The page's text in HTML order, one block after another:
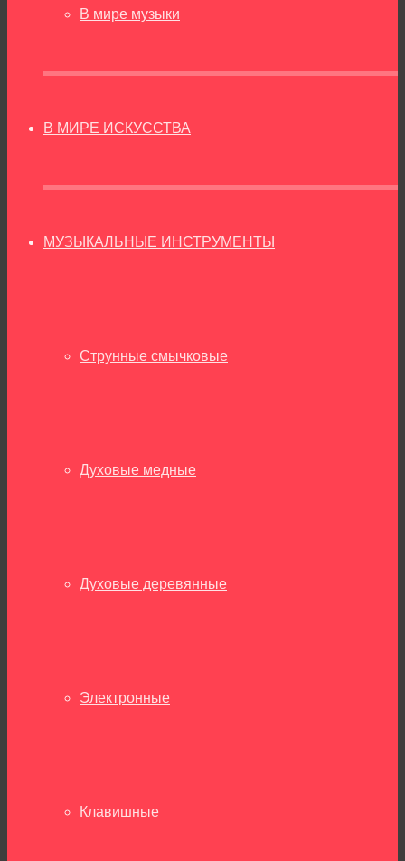
В мире музыки
В МИРЕ ИСКУССТВА
МУЗЫКАЛЬНЫЕ ИНСТРУМЕНТЫ
Струнные смычковые
Духовые медные
Духовые деревянные
Электронные
Клавишные